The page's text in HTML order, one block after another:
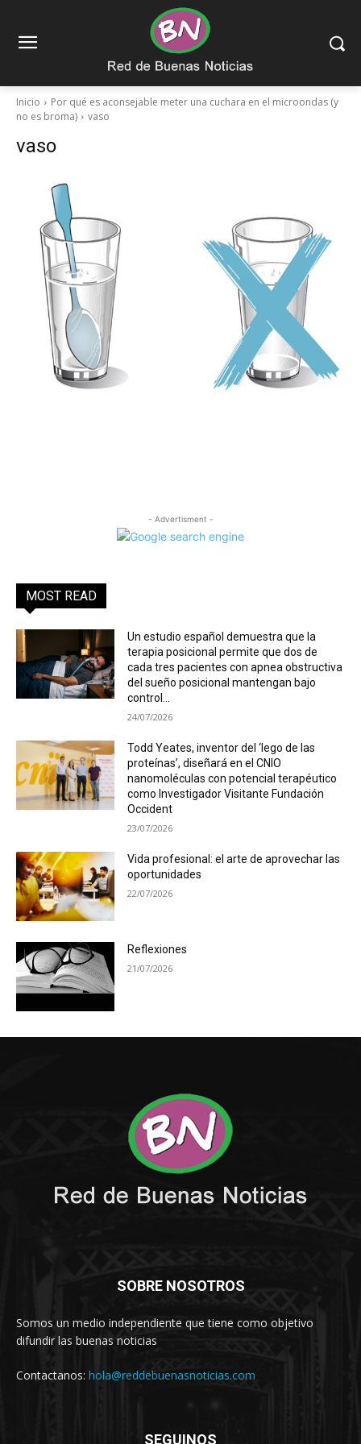
Inicio
Por qué es aconsejable meter una cuchara en el microondas (y
no es broma)
vaso
vaso
- Advertisment -
MOST READ
Un estudio español demuestra que la
terapia posicional permite que dos de
cada tres pacientes con apnea obstructiva
del sueño posicional mantengan bajo
control...
24/07/2026
Todd Yeates, inventor del ‘lego de las
proteínas’, diseñará en el CNIO
nanomoléculas con potencial terapéutico
como Investigador Visitante Fundación
Occident
23/07/2026
Vida profesional: el arte de aprovechar las
oportunidades
22/07/2026
Reflexiones
21/07/2026
SOBRE NOSOTROS
Somos un medio independiente que tiene como objetivo
difundir las buenas noticias
Contactanos: hola@reddebuenasnoticias.com
SEGUINOS